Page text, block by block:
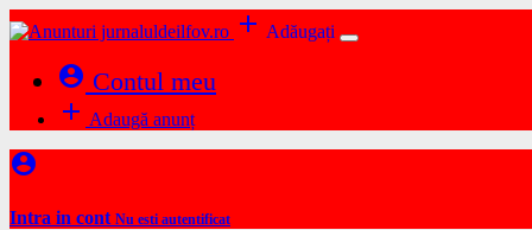
add Adăugați
account_circle Contul meu
add Adaugă anunț
account_circle
Intra in cont Nu esti autentificat